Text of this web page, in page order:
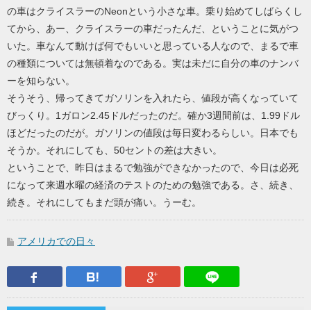
の車はクライスラーのNeonという小さな車。乗り始めてしばらくし
てから、あー、クライスラーの車だったんだ、ということに気がつ
いた。車なんて動けば何でもいいと思っている人なので、まるで車
の種類については無頓着なのである。実は未だに自分の車のナンバ
ーを知らない。
そうそう、帰ってきてガソリンを入れたら、値段が高くなっていて
びっくり。1ガロン2.45ドルだったのだ。確か3週間前は、1.99ドル
ほどだったのだが。ガソリンの値段は毎日変わるらしい。日本でも
そうか。それにしても、50セントの差は大きい。
ということで、昨日はまるで勉強ができなかったので、今日は必死
になって来週水曜の経済のテストのための勉強である。さ、続き、
続き。それにしてもまだ頭が痛い。うーむ。
アメリカでの日々
Facebook はてなブックマークGoogle Plus